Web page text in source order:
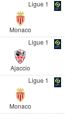
Ligue 1
Monaco
Ligue 1
Ajaccio
Ligue 1
Monaco